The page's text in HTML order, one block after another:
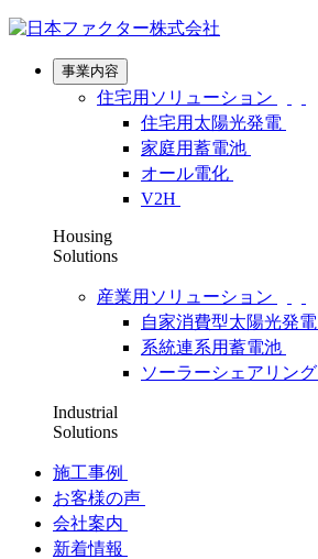
事業内容
住宅用ソリューション
住宅用太陽光発電
家庭用蓄電池
オール電化
V2H
Housing
Solutions
産業用ソリューション
自家消費型太陽光発電
系統連系用蓄電池
ソーラーシェアリング
Industrial
Solutions
施工事例
お客様の声
会社案内
新着情報